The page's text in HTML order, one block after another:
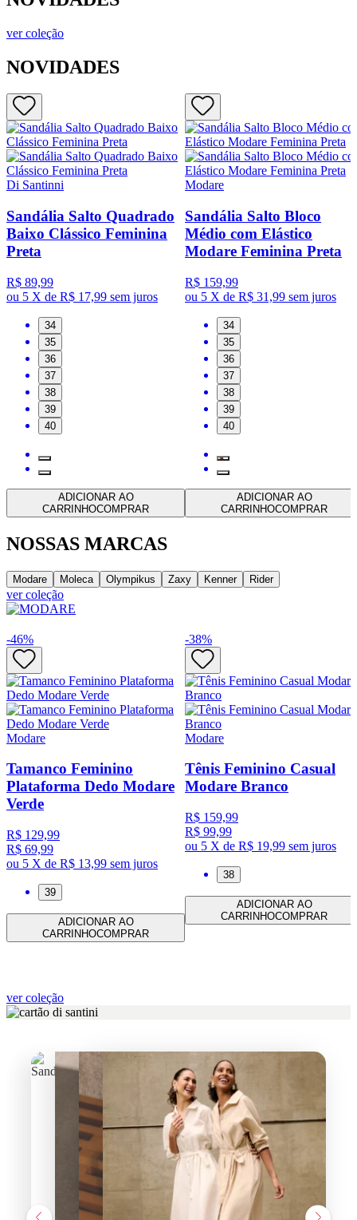
ver coleção
NOVIDADES
Di Santinni
Sandália Salto Quadrado
Baixo Clássico Feminina
Preta
R$ 89,99
ou 5 X de R$ 17,99 sem juros
34
35
36
37
38
39
40
ADICIONAR AO
CARRINHOCOMPRAR
Modare
Sandália Salto Bloco
Médio com Elástico
Modare Feminina Preta
R$ 159,99
ou 5 X de R$ 31,99 sem juros
34
35
36
37
38
39
40
ADICIONAR AO
CARRINHOCOMPRAR
NOSSAS MARCAS
Modare Moleca Olympikus Zaxy Kenner Rider
ver coleção
-46%
Modare
Tamanco Feminino
Plataforma Dedo Modare
Verde
R$ 129,99
R$ 69,99
ou 5 X de R$ 13,99 sem juros
39
ADICIONAR AO
CARRINHOCOMPRAR
-38%
Modare
Tênis Feminino Casual
Modare Branco
R$ 159,99
R$ 99,99
ou 5 X de R$ 19,99 sem juros
38
ADICIONAR AO
CARRINHOCOMPRAR
ver coleção